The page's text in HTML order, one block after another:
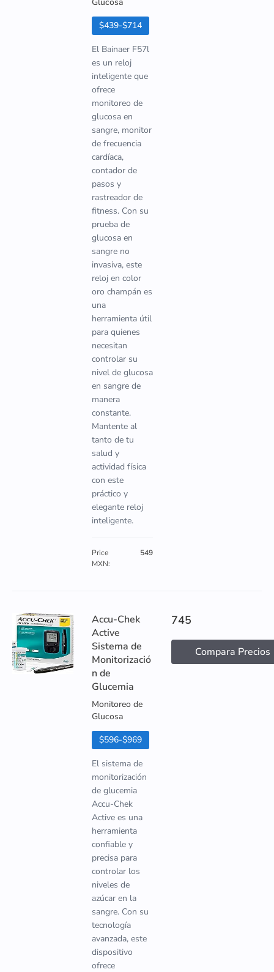
$439-$714
El Bainaer F57l
es un reloj
inteligente que
ofrece
monitoreo de
glucosa en
sangre, monitor
de frecuencia
cardíaca,
contador de
pasos y
rastreador de
fitness. Con su
prueba de
glucosa en
sangre no
invasiva, este
reloj en color
oro champán es
una
herramienta útil
para quienes
necesitan
controlar su
nivel de glucosa
en sangre de
manera
constante.
Mantente al
tanto de tu
salud y
actividad física
con este
práctico y
elegante reloj
inteligente.
Price
MXN:
549
Accu-Chek
Active
Sistema de
Monitorizació
n de
Glucemia
Monitoreo de
Glucosa
$596-$969
El sistema de
monitorización
de glucemia
Accu-Chek
Active es una
herramienta
confiable y
precisa para
controlar los
niveles de
azúcar en la
sangre. Con su
tecnología
avanzada, este
dispositivo
ofrece
745
Compara Precios